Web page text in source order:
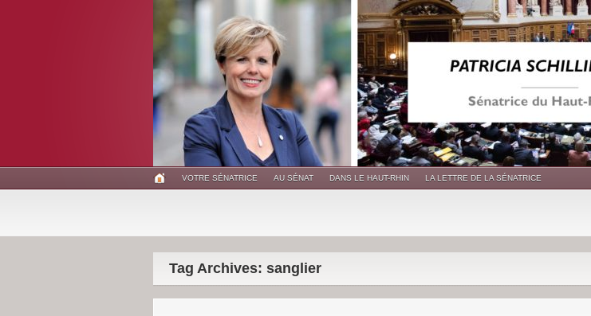
VOTRE SÉNATRICE AU SÉNAT DANS LE HAUT-RHIN LA LETTRE DE LA SÉNATRICE
Tag Archives: sanglier